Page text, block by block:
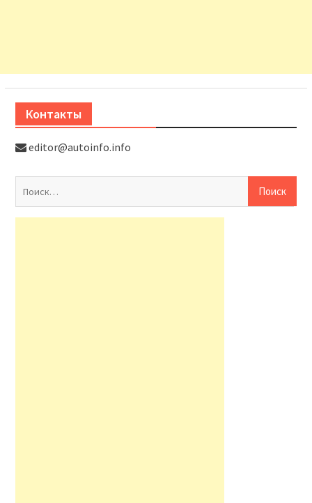
Контакты
editor@autoinfo.info